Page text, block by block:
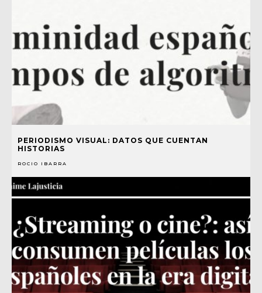
PERIODISMO VISUAL: DATOS QUE CUENTAN
HISTORIAS
ROCIO IBARRA